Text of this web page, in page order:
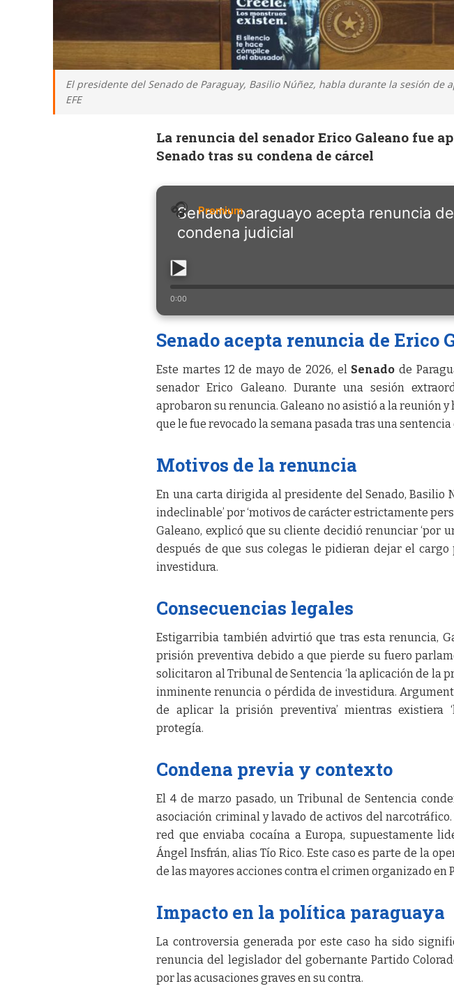
El presidente del Senado de Paraguay, Basilio Núñez, habla durante la sesión de
EFE
La renuncia del senador Erico Galeano fue
Senado tras su condena de cárcel
Senado paraguayo acepta renuncia
condena judicial
0:00
Senado acepta renuncia de Erico
Este martes 12 de mayo de 2026, el Senado de
senador Erico Galeano. Durante una sesión
aprobaron su renuncia. Galeano no asistió a la reunión
que le fue revocado la semana pasada tras una sentencia
Motivos de la renuncia
En una carta dirigida al presidente del Senado, Basilio
indeclinable’ por ‘motivos de carácter estrictamente
Galeano, explicó que su cliente decidió renunciar ‘por
después de que sus colegas le pidieran dejar el
investidura.
Consecuencias legales
Estigarribia también advirtió que tras esta renuncia,
prisión preventiva debido a que pierde su fuero
solicitaron al Tribunal de Sentencia ‘la aplicación de la
inminente renuncia o pérdida de investidura.
de aplicar la prisión preventiva’ mientras existiera
protegía.
Condena previa y contexto
El 4 de marzo pasado, un Tribunal de Sentencia
asociación criminal y lavado de activos del
red que enviaba cocaína a Europa, supuestamente
Ángel Insfrán, alias Tío Rico. Este caso es parte de la
de las mayores acciones contra el crimen organizado en
Impacto en la política paraguaya
La controversia generada por este caso ha sido
renuncia del legislador del gobernante Partido
por las acusaciones graves en su contra.